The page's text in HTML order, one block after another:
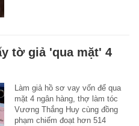
tờ giả 'qua mặt' 4
Làm giả hồ sơ vay vốn để qua
mặt 4 ngân hàng, thợ làm tóc
Vương Thắng Huy cùng đồng
phạm chiếm đoạt hơn 514